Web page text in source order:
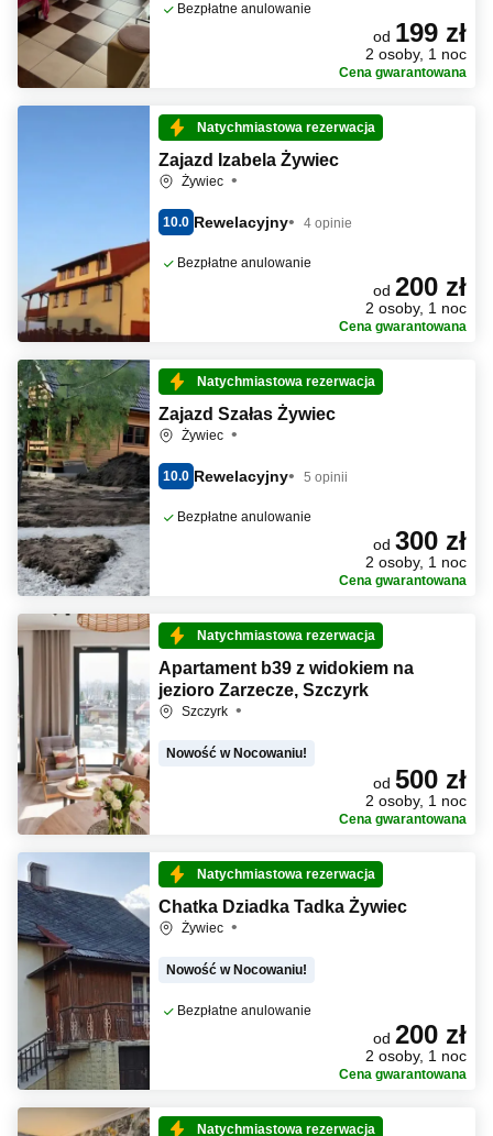
Bezpłatne anulowanie
od 199 zł
2 osoby, 1 noc
Cena gwarantowana
Natychmiastowa rezerwacja
Zajazd Izabela Żywiec
Żywiec
10.0 Rewelacyjny 4 opinie
Bezpłatne anulowanie
od 200 zł
2 osoby, 1 noc
Cena gwarantowana
Natychmiastowa rezerwacja
Zajazd Szałas Żywiec
Żywiec
10.0 Rewelacyjny 5 opinii
Bezpłatne anulowanie
od 300 zł
2 osoby, 1 noc
Cena gwarantowana
Natychmiastowa rezerwacja
Apartament b39 z widokiem na
jezioro Zarzecze, Szczyrk
Szczyrk
Nowość w Nocowaniu!
od 500 zł
2 osoby, 1 noc
Cena gwarantowana
Natychmiastowa rezerwacja
Chatka Dziadka Tadka Żywiec
Żywiec
Nowość w Nocowaniu!
Bezpłatne anulowanie
od 200 zł
2 osoby, 1 noc
Cena gwarantowana
Natychmiastowa rezerwacja